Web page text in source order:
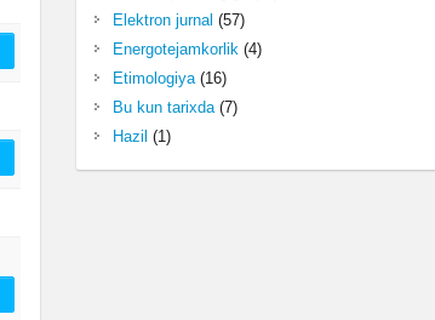
Elektron jurnal (57)
Energotejamkorlik(4)
Etimologiya(16)
Bu kun tarixda(7)
Hazil (1)